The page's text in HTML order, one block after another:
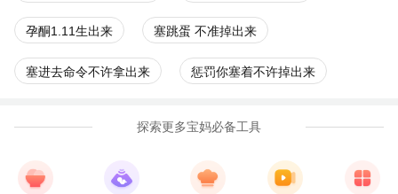
孕酮1.11生出来 塞跳蛋 不准掉出来
塞进去命令不许拿出来 惩罚你塞着不许掉出来
探索更多宝妈必备工具